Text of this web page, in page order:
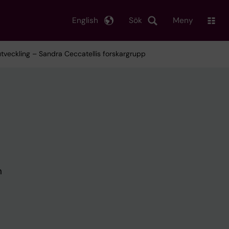
Sök
English Meny
– Sandra Ceccatellis forskargrupp